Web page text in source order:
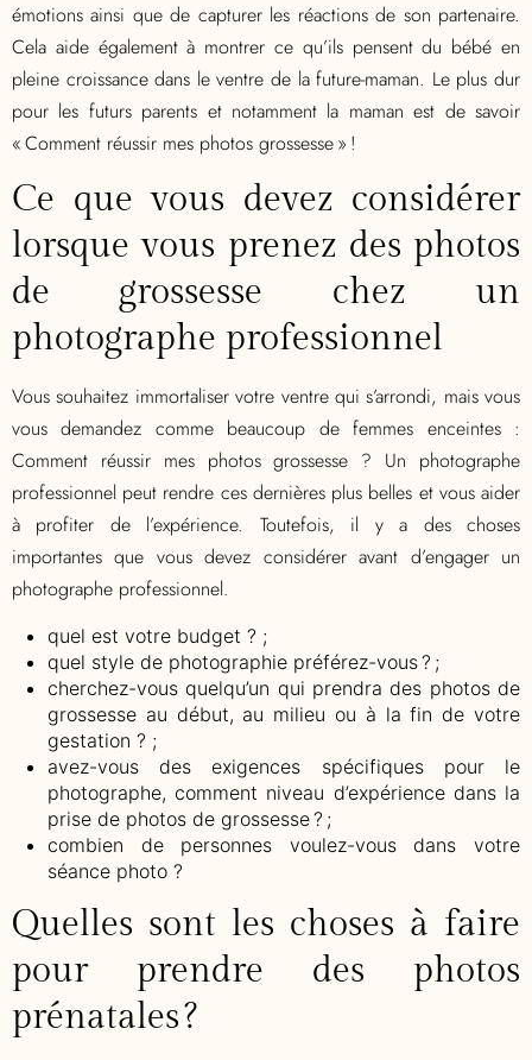
émotions ainsi que de capturer les réactions de son partenaire.
Cela aide également à montrer ce qu’ils pensent du bébé en
pleine croissance dans le ventre de la future-maman. Le plus dur
pour les futurs parents et notamment la maman est de savoir
«Comment réussir mes photos grossesse» !
Ce que vous devez considérer
lorsque vous prenez des photos
de grossesse chez un
photographe professionnel
Vous souhaitez immortaliser votre ventre qui s’arrondi, mais vous
vous demandez comme beaucoup de femmes enceintes :
Comment réussir mes photos grossesse ? Un photographe
professionnel peut rendre ces dernières plus belles et vous aider
à profiter de l’expérience. Toutefois, il y a des choses
importantes que vous devez considérer avant d’engager un
photographe professionnel.
quel est votre budget ? ;
quel style de photographie préférez-vous ? ;
cherchez-vous quelqu’un qui prendra des photos de
grossesse au début, au milieu ou à la fin de votre
gestation ? ;
avez-vous des exigences spécifiques pour le
photographe, comment niveau d’expérience dans la
prise de photos de grossesse ? ;
combien de personnes voulez-vous dans votre
séance photo ?
Quelles sont les choses à faire
pour prendre des photos
prénatales ?